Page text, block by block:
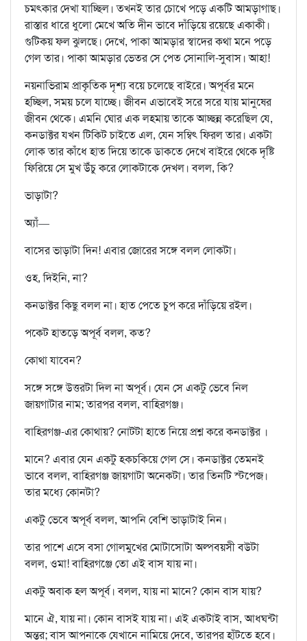
চমৎকার দেখা যাচ্ছিল। তখনই তার চোখে পড়ে একটি আমড়াগাছ।
রাস্তার ধারে ধুলো মেখে অতি দীন ভাবে দাঁড়িয়ে রয়েছে একাকী।
গুটিকয় ফল ঝুলছে। দেখে, পাকা আমড়ার স্বাদের কথা মনে পড়ে
গেল তার। পাকা আমড়ার ভেতর সে পেত সোনালি-সুবাস। আহা!
নয়নাভিরাম প্রাকৃতিক দৃশ্য বয়ে চলেছে বাইরে। অপূর্বর মনে
হচ্ছিল, সময় চলে যাচ্ছে। জীবন এভাবেই সরে সরে যায় মানুষের
জীবন থেকে। এমনি ঘোর এক লহমায় তাকে আচ্ছন্ন করেছিল যে,
কনডাক্টর যখন টিকিট চাইতে এল, যেন সম্বিৎ ফিরল তার। একটা
লোক তার কাঁধে হাত দিয়ে তাকে ডাকতে দেখে বাইরে থেকে দৃষ্টি
ফিরিয়ে সে মুখ উঁচু করে লোকটাকে দেখল। বলল, কি?
ভাড়াটা?
অ্যাঁ—
বাসের ভাড়াটা দিন! এবার জোরের সঙ্গে বলল লোকটা।
ওহ, দিইনি, না?
কনডাক্টর কিছু বলল না। হাত পেতে চুপ করে দাঁড়িয়ে রইল।
পকেট হাতড়ে অপূর্ব বলল, কত?
কোথা যাবেন?
সঙ্গে সঙ্গে উত্তরটা দিল না অপূর্ব। যেন সে একটু ভেবে নিল
জায়গাটার নাম; তারপর বলল, বাহিরগঞ্জ।
বাহিরগঞ্জ-এর কোথায়? নোটটা হাতে নিয়ে প্রশ্ন করে কনডাক্টর ।
মানে? এবার যেন একটু হকচকিয়ে গেল সে। কনডাক্টর তেমনই
ভাবে বলল, বাহিরগঞ্জ জায়গাটা অনেকটা। তার তিনটি স্টপেজ।
তার মধ্যে কোনটা?
একটু ভেবে অপূর্ব বলল, আপনি বেশি ভাড়াটাই নিন।
তার পাশে এসে বসা গোলমুখের মোটাসোটা অল্পবয়সী বউটা
বলল, ওমা! বাহিরগঞ্জে তো এই বাস যায় না।
একটু অবাক হল অপূর্ব। বলল, যায় না মানে? কোন বাস যায়?
মানে ঐ, যায় না। কোন বাসই যায় না। এই একটাই বাস, আধঘন্টা
অন্তর; বাস আপনাকে যেখানে নামিয়ে দেবে, তারপর হাঁটতে হবে।